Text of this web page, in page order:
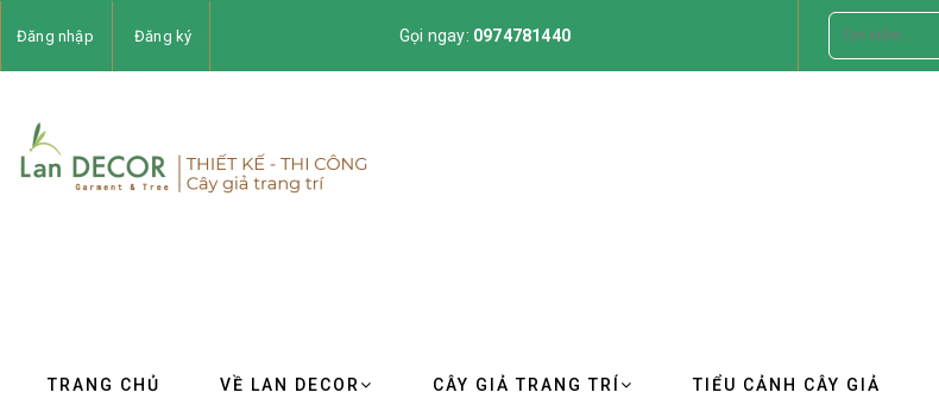
Đăng nhập Đăng ký Gọi ngay: 0974781440
TRANG CHỦ VỀ LAN DECOR CÂY GIẢ TRANG TRÍ TIỂU CẢNH CÂY GIẢ